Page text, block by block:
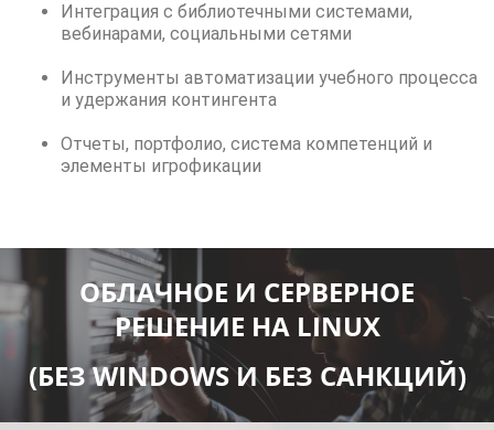
Интеграция с библиотечными системами,
вебинарами, социальными сетями
Инструменты автоматизации учебного процесса
и удержания контингента
Отчеты, портфолио, система компетенций и
элементы игрофикации
ОБЛАЧНОЕ И СЕРВЕРНОЕ
РЕШЕНИЕ НА LINUX
(БЕЗ WINDOWS И БЕЗ САНКЦИЙ)